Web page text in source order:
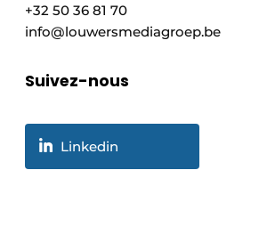
+32 50 36 81 70
info@louwersmediagroep.be
Suivez-nous
Linkedin